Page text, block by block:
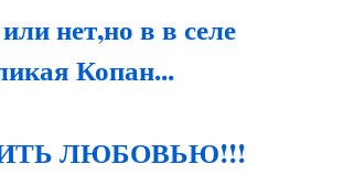
нет,но в в селе
Копан...
ЛЮБОВЬЮ!!!